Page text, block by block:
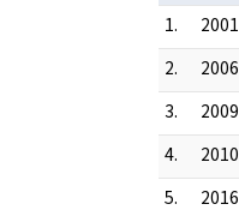
1.
2.
3.
4.
5.